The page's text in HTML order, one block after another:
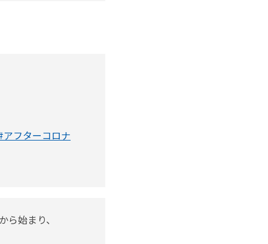
アフターコロナ
始まり、